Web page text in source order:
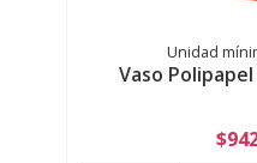
Unidad
Vaso Polipapel